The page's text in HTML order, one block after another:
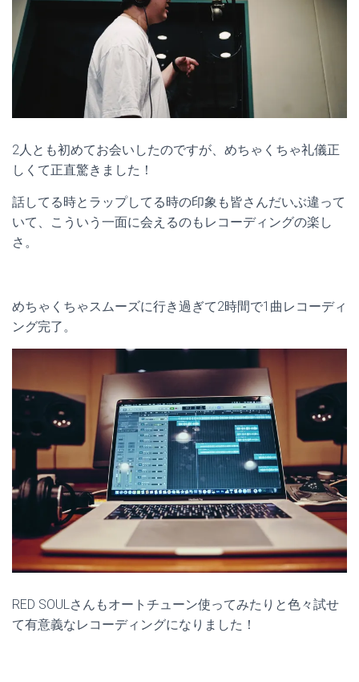
2人とも初めてお会いしたのですが、めちゃくちゃ礼儀正
しくて正直驚きました！
話してる時とラップしてる時の印象も皆さんだいぶ違って
いて、こういう一面に会えるのもレコーディングの楽し
さ。
めちゃくちゃスムーズに行き過ぎて2時間で1曲レコーディ
ング完了。
RED SOULさんもオートチューン使ってみたりと色々試せ
て有意義なレコーディングになりました！